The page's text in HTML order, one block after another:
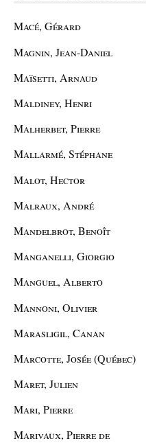
Macé, Gérard
Magnin, Jean-Daniel
Maïsetti, Arnaud
Maldiney, Henri
Malherbet, Pierre
Mallarmé, Stéphane
Malot, Hector
Malraux, André
Mandelbrot, Benoît
Manganelli, Giorgio
Manguel, Alberto
Mannoni, Olivier
Marasligil, Canan
Marcotte, Josée (Québec)
Maret, Julien
Mari, Pierre
Marivaux, Pierre de